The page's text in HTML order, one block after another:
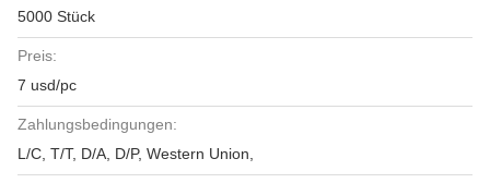
5000 Stück
Preis:
7 usd/pc
Zahlungsbedingungen:
L/C, T/T, D/A, D/P, Western Union,